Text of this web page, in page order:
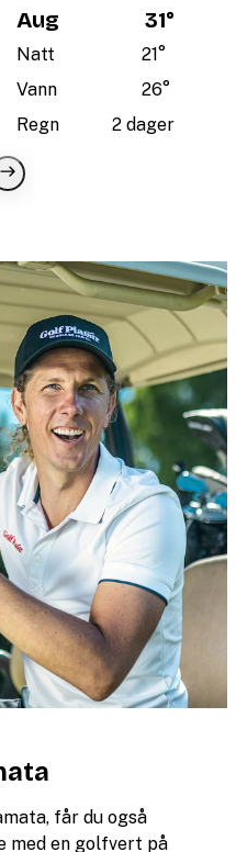
Aug 31°
Natt 21°
Vann
26°
Regn
2 dager
får du også
med en golfvert på